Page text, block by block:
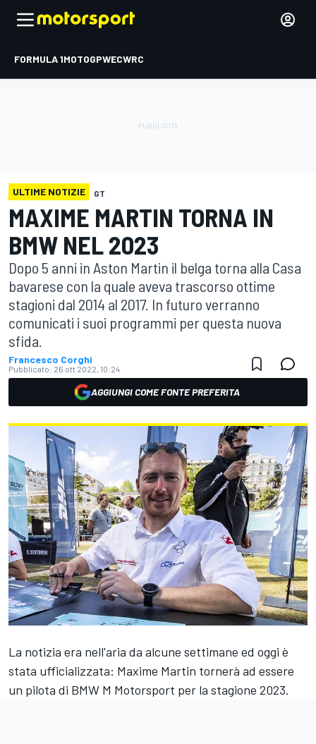
FORMULA 1MOTOGPWECWRC
ULTIME NOTIZIE GT
MAXIME MARTIN TORNA IN
BMW NEL 2023
Dopo 5 anni in Aston Martin il belga torna alla Casa
bavarese con la quale aveva trascorso ottime
stagioni dal 2014 al 2017. In futuro verranno
comunicati i suoi programmi per questa nuova
sfida.
Francesco Corghi
Pubblicato: 26 ott 2022, 10:24
AGGIUNGI COME FONTE PREFERITA
La notizia era nell'aria da alcune settimane ed oggi è
stata ufficializzata: Maxime Martin tornerà ad essere
un pilota di BMW M Motorsport per la stagione 2023.